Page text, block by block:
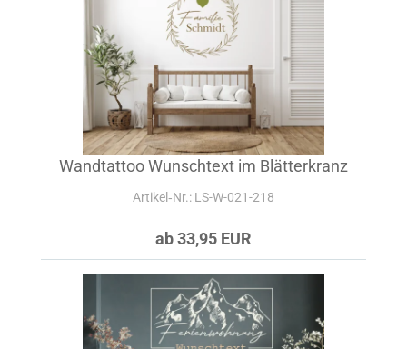
Wandtattoo Wunschtext im Blätterkranz
Artikel‑Nr.: LS-W-021-218
ab 33,95 EUR